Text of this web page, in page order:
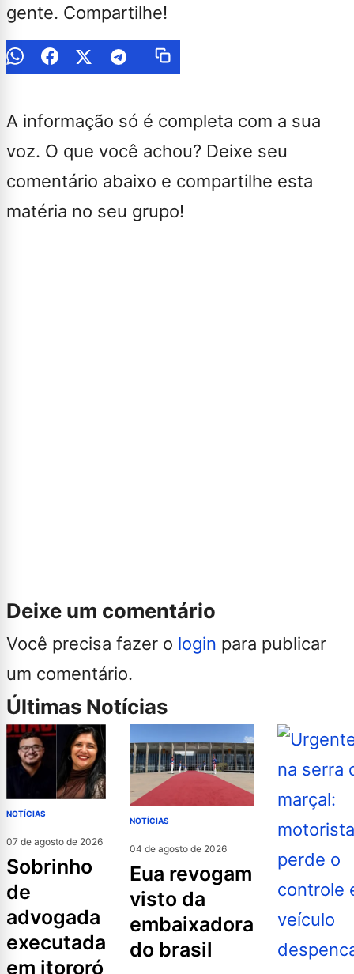
gente. Compartilhe!
A informação só é completa com a sua
voz. O que você achou? Deixe seu
comentário abaixo e compartilhe esta
matéria no seu grupo!
Deixe um comentário
Você precisa fazer o login para publicar
um comentário.
Últimas Notícias
NOTÍCIAS
07 de agosto de 2026
sobrinho
de
advogada
executada
em itororó
NOTÍCIAS
04 de agosto de 2026
eua revogam
visto da
embaixadora
do brasil